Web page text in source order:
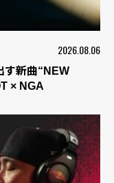
2026.08.06
す新曲“NEW
× NGA